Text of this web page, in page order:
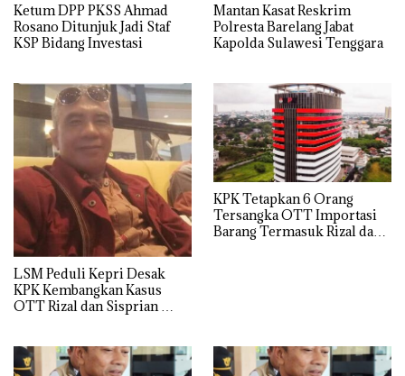
Ketum DPP PKSS Ahmad
Rosano Ditunjuk Jadi Staf
KSP Bidang Investasi
Mantan Kasat Reskrim
Polresta Barelang Jabat
Kapolda Sulawesi Tenggara
LSM Peduli Kepri Desak
KPK Kembangkan Kasus
OTT Rizal dan Sisprian
KPK Tetapkan 6 Orang
Tersangka OTT Importasi
Barang Termasuk Rizal dan